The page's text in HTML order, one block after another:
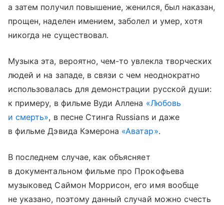
а затем получил повышение, женился, был наказан,
прощен, наделен имением, заболел и умер, хотя
никогда не существовал.
Музыка эта, вероятно, чем-то увлекла творческих
людей и на западе, в связи с чем неоднократно
использовалась для демонстрации русской души:
к примеру, в фильме Вуди Аллена «Любовь
и смерть», в песне Стинга Russians и даже
в фильме Дэвида Кэмерона «Аватар».
В последнем случае, как объясняет
в документальном фильме про Прокофьева
музыковед Саймон Моррисон, его имя вообще
не указано, поэтому данный случай можно счесть